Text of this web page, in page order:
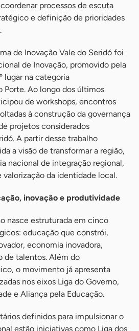
processos de escuta
e definição de prioridades
de Inovação Vale do Seridó foi
de Inovação, promovido pela
lugar na categoria
Porte. Ao longo dos últimos
de workshops, encontros
à construção da governança
projetos considerados
A partir desse trabalho
a visão de transformar a região,
nacional de integração regional,
valorização da identidade local.
inovação e produtividade
nasce estruturada em cinco
educação que constrói,
economia inovadora,
de talentos. Além do
o movimento já apresenta
nos eixos Liga do Governo,
e Aliança pela Educação.
definidos para impulsionar o
estão iniciativas como Liga dos